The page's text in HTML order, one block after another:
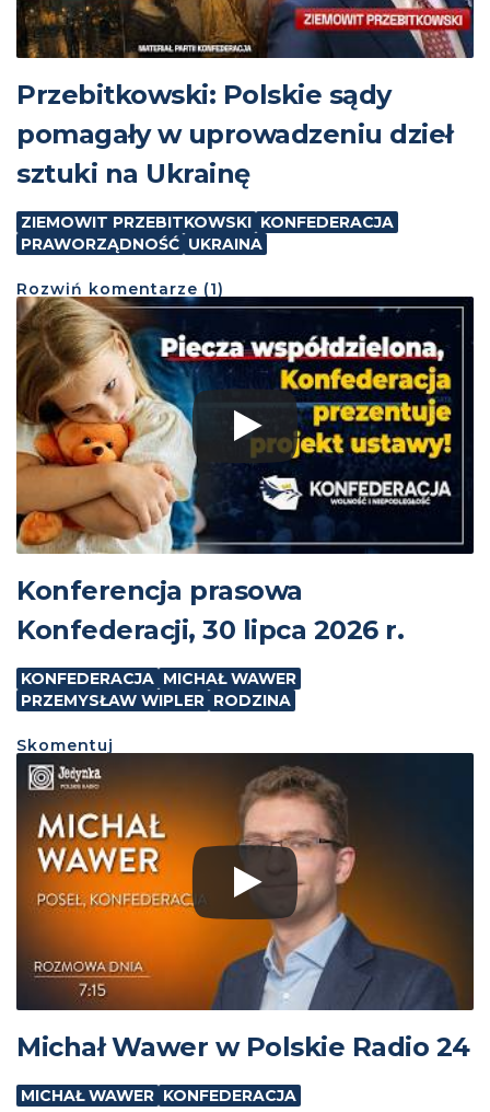
Przebitkowski: Polskie sądy
pomagały w uprowadzeniu dzieł
sztuki na Ukrainę
ZIEMOWIT PRZEBITKOWSKI KONFEDERACJA
PRAWORZĄDNOŚĆ UKRAINA
Rozwiń komentarze (1)
Konferencja prasowa
Konfederacji, 30 lipca 2026 r.
KONFEDERACJA MICHAŁ WAWER
PRZEMYSŁAW WIPLER RODZINA
Skomentuj
Michał Wawer w Polskie Radio 24
MICHAŁ WAWER KONFEDERACJA